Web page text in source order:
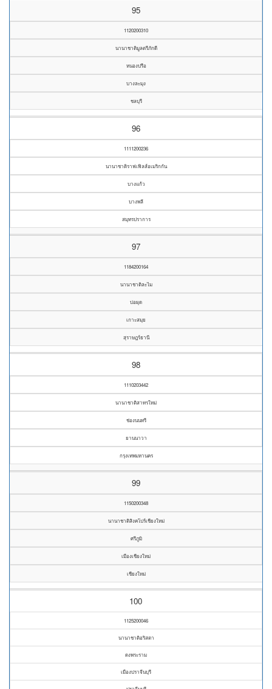
95
1120200310
นานาชาติมูลตรีภักดี
หนองปรือ
บางละมุง
ชลบุรี
96
1111200236
นานาชาติราฟเฟิลส์อเมริกกัน
บางแก้ว
บางพลี
สมุทรปราการ
97
1184200164
นานาชาติละไม
บ่อผุด
เกาะสมุย
สุราษฎร์ธานี
98
1110203442
นานาชาติสาทรใหม่
ช่องนนทรี
ยานนาวา
กรุงเทพมหานคร
99
1150200348
นานาชาติสิงคโปร์เชียงใหม่
ศรีภูมิ
เมืองเชียงใหม่
เชียงใหม่
100
1125200046
นานาชาติอริสตา
ดงพระราม
เมืองปราจีนบุรี